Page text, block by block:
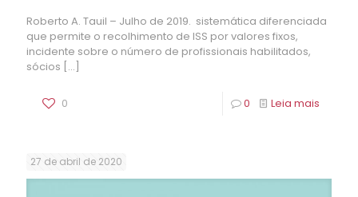
Roberto A. Tauil – Julho de 2019. sistemática diferenciada
que permite o recolhimento de ISS por valores fixos,
incidente sobre o número de profissionais habilitados,
sócios […]
0 0 Leia mais
27 de abril de 2020